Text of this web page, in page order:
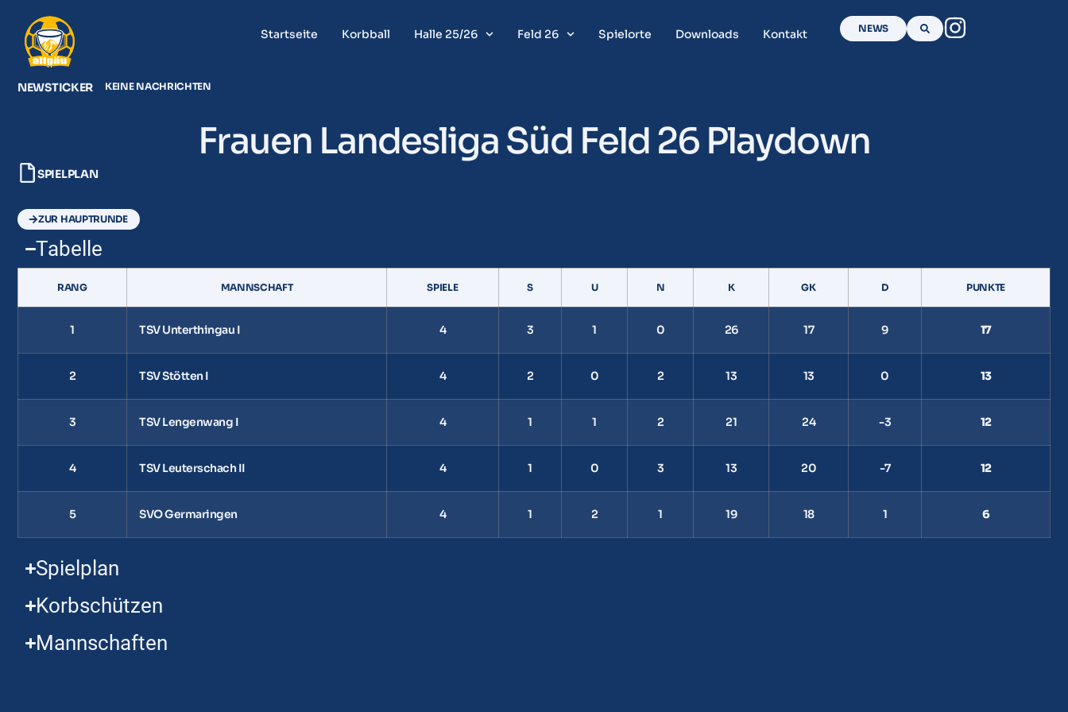
Startseite Korbball Halle 25/26 Feld 26 Spielorte Downloads Kontakt NEWS
NEWSTICKER KEINE NACHRICHTEN
Frauen Landesliga Süd Feld 26 Playdown
SPIELPLAN
ZUR HAUPTRUNDE
Tabelle
RANG MANNSCHAFT SPIELE S U N K GK D PUNKTE
1 TSV Unterthingau I 4 3 1 0 26 17 9 17
2 TSV Stötten I 4 2 0 2 13 13 0 13
3 TSV Lengenwang I 4 1 1 2 21 24 -3 12
4 TSV Leuterschach II 4 1 0 3 13 20 -7 12
5 SVO Germaringen 4 1 2 1 19 18 1 6
Spielplan
Korbschützen
Mannschaften